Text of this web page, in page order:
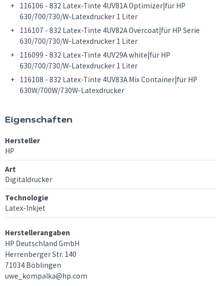
116106 - 832 Latex-Tinte 4UV81A Optimizer|für HP
630/700/730/W-Latexdrucker 1 Liter
116107 - 832 Latex-Tinte 4UV82A Overcoat|für HP Serie
630/700/730/W-Latexdrucker 1 Liter
116099 - 832 Latex-Tinte 4UV29A white|für HP
630/700/730/W-Latexdrucker 1 Liter
116108 - 832 Latex-Tinte 4UV83A Mix Container|für HP
630W/700W/730W-Latexdrucker
Eigenschaften
Hersteller
HP
Art
Digitaldrucker
Technologie
Latex-Inkjet
Herstellerangaben
HP Deutschland GmbH
Herrenberger Str. 140
71034 Böblingen
uwe_kompalka@hp.com